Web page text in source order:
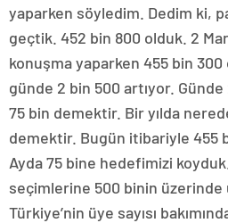
yaparken söyledim. Dedim ki,
geçtik. 452 bin 800 olduk. 2
konuşma yaparken 455 bin 300
günde 2 bin 500 artıyor.
75 bin demektir. Bir yılda
demektir. Bugün itibariyle 455
Ayda 75 bine hedefimizi
seçimlerine 500 binin üzerinde
Türkiye’nin üye sayısı